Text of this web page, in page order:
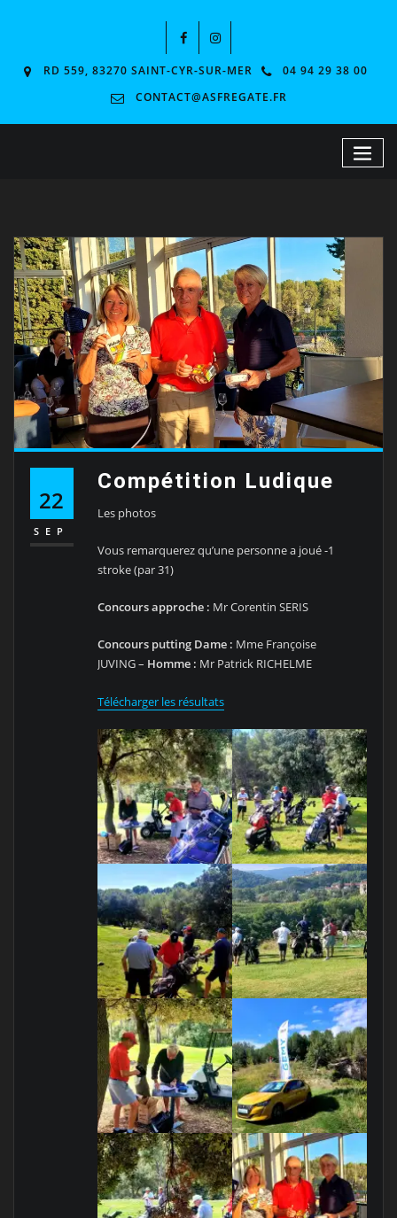
RD 559, 83270 SAINT-CYR-SUR-MER
04 94 29 38 00
CONTACT@ASFREGATE.FR
22
SEP
Compétition Ludique
Les photos
Vous remarquerez qu’une personne a joué -1
stroke (par 31)
Concours approche : Mr Corentin SERIS
Concours putting Dame : Mme Françoise
JUVING – Homme : Mr Patrick RICHELME
Télécharger les résultats